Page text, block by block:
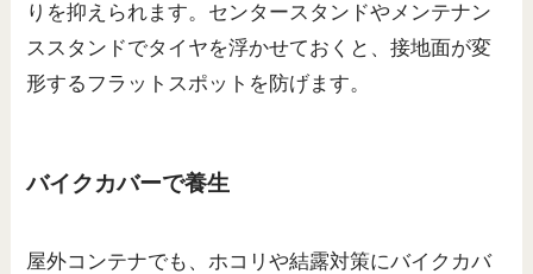
りを抑えられます。センタースタンドやメンテナン
ススタンドでタイヤを浮かせておくと、接地面が変
形するフラットスポットを防げます。
バイクカバーで養生
屋外コンテナでも、ホコリや結露対策にバイクカバ